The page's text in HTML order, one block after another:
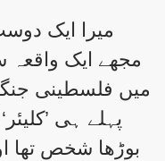
میرا ایک
مجھے ایک واقعہ
میں فلسطینی
پہلے ہی
بوڑھا شخص تھا